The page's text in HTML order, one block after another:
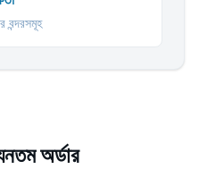
বন্দরসমূহ
অর্ডার